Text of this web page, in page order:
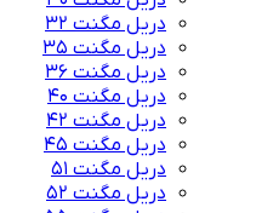
دریل مگنت 32
دریل مگنت 35
دریل مگنت 36
دریل مگنت 40
دریل مگنت 42
دریل مگنت 45
دریل مگنت 51
دریل مگنت 52